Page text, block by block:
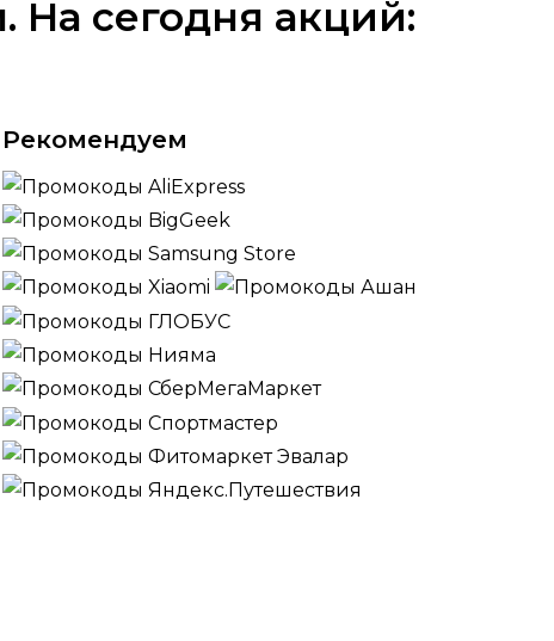
сегодня акций:
Рекомендуем